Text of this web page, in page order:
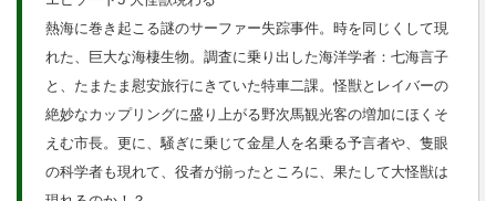
熱海に巻き起こる謎のサーファー失踪事件。時を同じくして現
れた、巨大な海棲生物。調査に乗り出した海洋学者：七海言子
と、たまたま慰安旅行にきていた特車二課。怪獣とレイバーの
絶妙なカップリングに盛り上がる野次馬観光客の増加にほくそ
えむ市長。更に、騒ぎに乗じて金星人を名乗る予言者や、隻眼
の科学者も現れて、役者が揃ったところに、果たして大怪獣は